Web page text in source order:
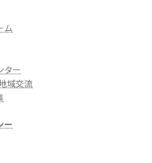
ム
ター
域交流
ー